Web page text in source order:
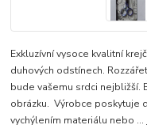
Exkluzívní vysoce kvalitní
duhových odstínech.
bude vašemu srdci nejbližší.
obrázku. Výrobce poskytuje
vychýlením materiálu nebo ...